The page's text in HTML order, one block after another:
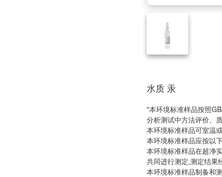
水质 汞
"本环境标准样品按照
分析测试中方法评价、
本环境标准样品可室温
本环境标准样品应按以
本环境标准样品在超净
共同进行测定,测定结果
本环境标准样品制备和